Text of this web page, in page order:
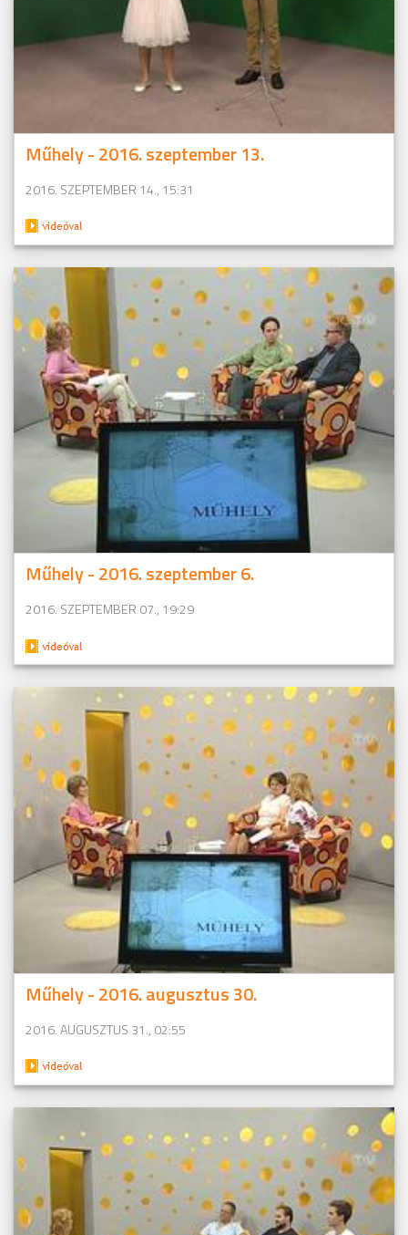
Műhely - 2016. szeptember 13.
2016. SZEPTEMBER 14., 15:31
Műhely - 2016. szeptember 6.
2016. SZEPTEMBER 07., 19:29
Műhely - 2016. augusztus 30.
2016. AUGUSZTUS 31., 02:55